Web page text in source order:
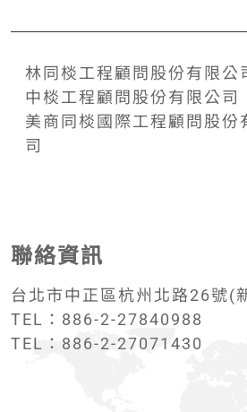
林同棪工程顧問股份有限公
中棪工程顧問股份有限公司
美商同棪國際工程顧問股份
司
聯絡資訊
台北市中正區杭州北路26號(
TEL：886-2-27840988
TEL：886-2-27071430